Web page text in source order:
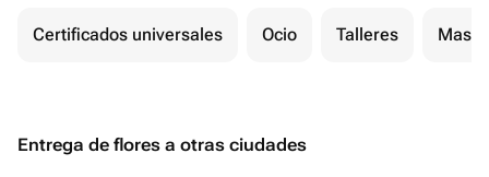
Certificados universales Ocio Talleres
Entrega de flores a otras ciudades